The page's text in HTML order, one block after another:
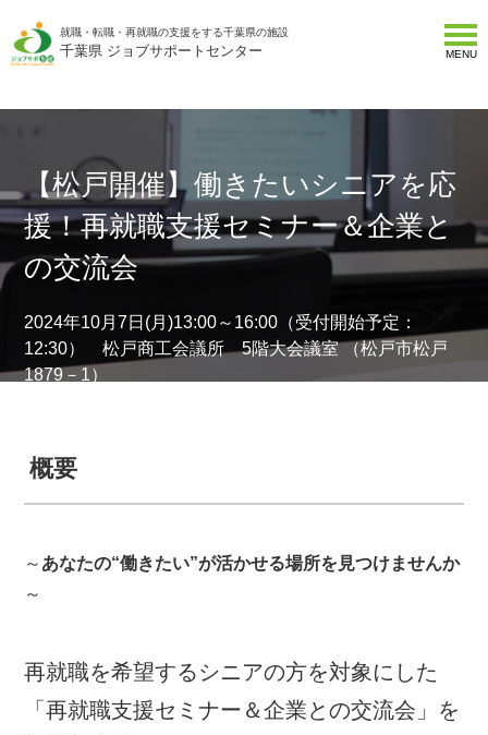
就職・転職・再就職の支援をする千葉県の施設
千葉県 ジョブサポートセンター MENU
【松戸開催】働きたいシニアを応
援！再就職支援セミナー＆企業と
の交流会
2024年10月7日(月)13:00～16:00（受付開始予定：
12:30） 松戸商工会議所 5階大会議室 （松戸市松戸
1879－1）
概要
～ あなたの“働きたい”が活かせる場所を見つけませんか
～
再就職を希望するシニアの方を対象にした
「再就職支援セミナー＆企業との交流会」を